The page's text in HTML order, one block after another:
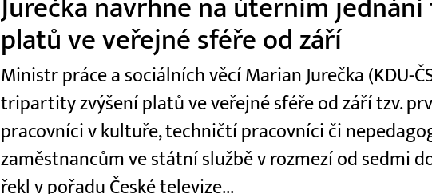
Jurečka navrhne na úterním
platů ve veřejné sféře od září
Ministr práce a sociálních věcí Marian Jurečka (KDU-
tripartity zvýšení platů ve veřejné sféře od září tzv.
pracovníci v kultuře, techničtí pracovníci či
zaměstnancům ve státní službě v rozmezí od sedmi
řekl v pořadu České televize...